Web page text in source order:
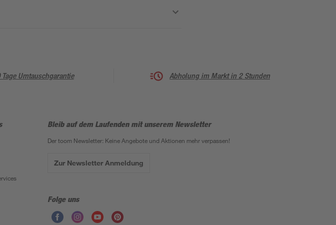
Umtauschgarantie Abholung im Markt in 2 Stunden
Bleib auf dem Laufenden mit unserem Newsletter
Der toom Newsletter: Keine Angebote und Aktionen mehr verpassen!
Zur Newsletter Anmeldung
Folge uns